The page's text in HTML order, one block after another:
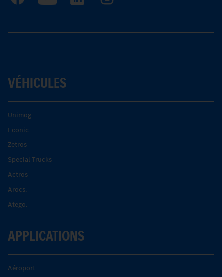
VÉHICULES
Unimog
Econic
Zetros
Special Trucks
Actros
Arocs.
Atego.
APPLICATIONS
Aéroport